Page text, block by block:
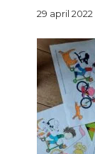
29 april 2022